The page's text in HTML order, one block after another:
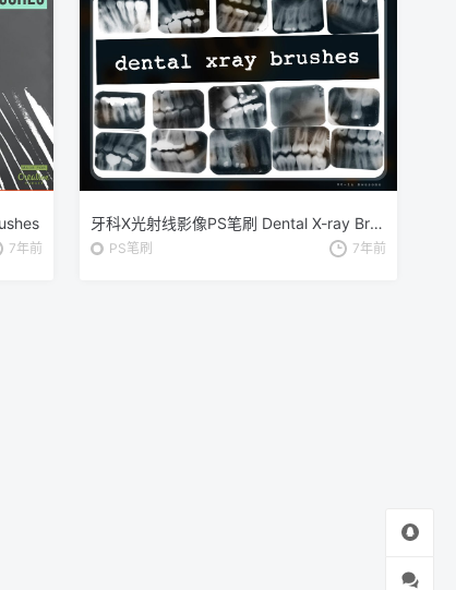
7年前
牙科X光射线影像PS笔刷 Dental X-ray Brushes
PS笔刷 7年前